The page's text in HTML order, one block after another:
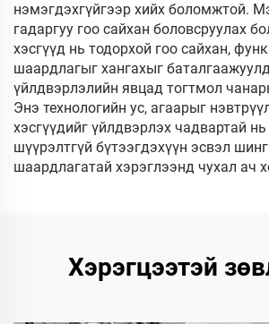
нэмэгдэхгүйгээр хийх боломжтой.
гадаргуу гоо сайхан боловсруулах
хэсгүүд нь тодорхой гоо сайхан,
шаардлагыг хангахыг
үйлдвэрлэлийн явцад тогтмол
Энэ технологийн ус, агаарыг
хэсгүүдийг үйлдвэрлэх чадвартай
шүүрэлтгүй бүтээгдэхүүн эсвэл
шаардлагатай хэрэглээнд чухал ач
Хэрэгцээтэй